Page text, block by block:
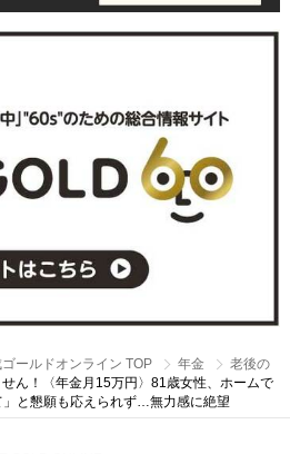
ールドオンライン TOP 年金
老後の
ん！〈年金月15万円〉81歳女性、ホームで
と懇願も応えられず…無力感に絶望